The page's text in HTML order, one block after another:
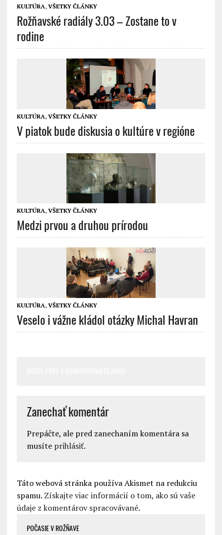
KULTÚRA, VŠETKY ČLÁNKY
Rožňavské radiály 3.03 – Zostane to v
rodine
KULTÚRA, VŠETKY ČLÁNKY
V piatok bude diskusia o kultúre v regióne
KULTÚRA, VŠETKY ČLÁNKY
Medzi prvou a druhou prírodou
KULTÚRA, VŠETKY ČLÁNKY
Veselo i vážne kládol otázky Michal Havran
Zanechať komentár
Prepáčte, ale pred zanechaním komentára sa
musíte prihlásiť.
Táto webová stránka používa Akismet na redukciu
spamu. Získajte viac informácií o tom, ako sú vaše
údaje z komentárov spracovávané.
POČASIE V ROŽŇAVE